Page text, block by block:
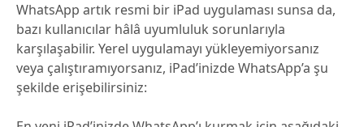
WhatsApp artık resmi bir iPad uygulaması sunsa da,
bazı kullanıcılar hâlâ uyumluluk sorunlarıyla
karşılaşabilir. Yerel uygulamayı yükleyemiyorsanız
veya çalıştıramıyorsanız, iPad’inizde WhatsApp’a şu
şekilde erişebilirsiniz: